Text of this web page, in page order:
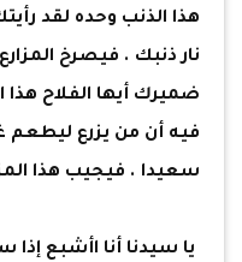
هذا الذنب وحده لقد
نار ذنبك . فيصرخ
ضميرك أيها الفلاح
فيه أن من يزرع ليطعم
سعيدا . فيجيب هذا
يا سيدنا أنا اأشبع